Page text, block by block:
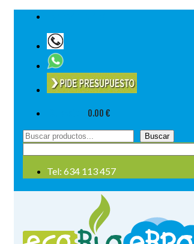
0.00 €
Buscar
Tel: 634 113 457